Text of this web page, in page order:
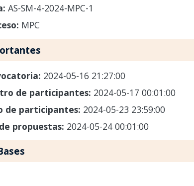
AS-SM-4-2024-MPC-1
MPC
2024-05-16 21:27:00
de participantes: 2024-05-17 00:01:00
de participantes: 2024-05-23 23:59:00
propuestas: 2024-05-24 00:01:00